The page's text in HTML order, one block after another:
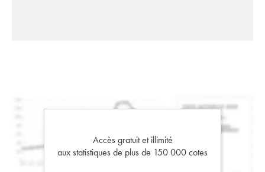
Accès gratuit et illimité
aux statistiques de plus de 150 000 cotes